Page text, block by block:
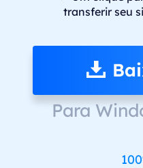
transferir seu
Para